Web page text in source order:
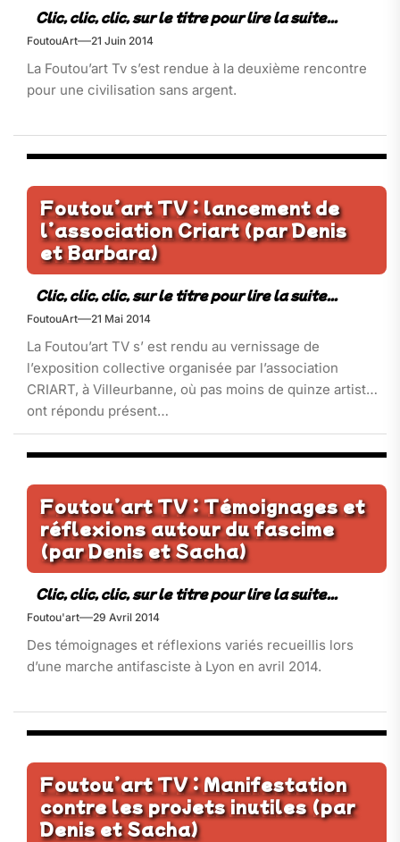
FoutouArt 21 Juin 2014
La Foutou’art Tv s’est rendue à la deuxième rencontre
pour une civilisation sans argent.
Foutou’art TV : lancement de
l’association Criart (par Denis
et Barbara)
FoutouArt 21 Mai 2014
La Foutou’art TV s’ est rendu au vernissage de
l’exposition collective organisée par l’association
CRIART, à Villeurbanne, où pas moins de quinze artistes
ont répondu présent…
Foutou’art TV : Témoignages et
réflexions autour du fascime
(par Denis et Sacha)
Foutou'art 29 Avril 2014
Des témoignages et réflexions variés recueillis lors
d’une marche antifasciste à Lyon en avril 2014.
Foutou’art TV : Manifestation
contre les projets inutiles (par
Denis et Sacha)